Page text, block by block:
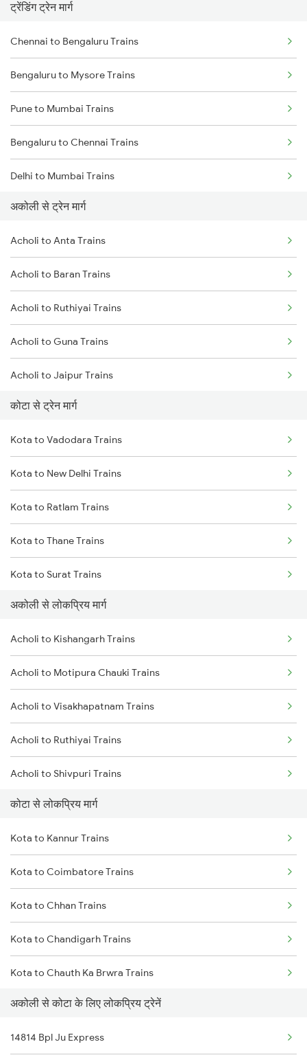
ट्रेंडिंग ट्रेन मार्ग
Chennai to Bengaluru Trains
Bengaluru to Mysore Trains
Pune to Mumbai Trains
Bengaluru to Chennai Trains
Delhi to Mumbai Trains
Mumbai to Pune Trains
Delhi to Jammu Trains
Mumbai to Delhi Trains
Mumbai to Goa Trains
Chennai to Coimbatore Trains
अकोली से ट्रेन मार्ग
Acholi to Anta Trains
Acholi to Baran Trains
Acholi to Ruthiyai Trains
Acholi to Guna Trains
Acholi to Jaipur Trains
Acholi to Katni Trains
Acholi to Jabalpur Trains
Acholi to Indargarh Trains
Acholi to Indore Trains
Acholi to Durg Trains
Acholi to Dewas Trains
Acholi to Bina Trains
Acholi to Bhopal Trains
कोटा से ट्रेन मार्ग
Kota to Vadodara Trains
Kota to New Delhi Trains
Kota to Ratlam Trains
Kota to Thane Trains
Kota to Surat Trains
अकोली से लोकप्रिय मार्ग
Acholi to Kishangarh Trains
Acholi to Motipura Chauki Trains
Acholi to Visakhapatnam Trains
Acholi to Ruthiyai Trains
Acholi to Shivpuri Trains
Acholi to Guna Trains
Acholi to Anta Trains
Acholi to Durg Trains
Acholi to Biaora Trains
Acholi to Ajmer Trains
Acholi to Baran Trains
Acholi to Bina Trains
Acholi to Bhopal Trains
कोटा से लोकप्रिय मार्ग
Kota to Kannur Trains
Kota to Coimbatore Trains
Kota to Chhan Trains
Kota to Chandigarh Trains
Kota to Chauth Ka Brwra Trains
Kota to Kozhikode Trains
Kota to Chau Mahla Trains
अकोली से कोटा के लिए लोकप्रिय ट्रेनें
14814 Bpl Ju Express